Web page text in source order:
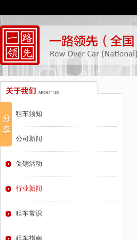
租车须知
公司新闻
促销活动
行业新闻
租车常识
租车指南